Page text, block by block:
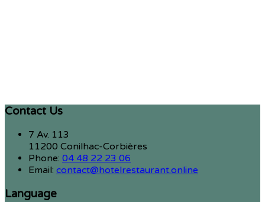
Contact Us
7 Av. 113
11200 Conilhac-Corbières
Phone: 04 48 22 23 06
Email: contact@hotelrestaurant.online
Language